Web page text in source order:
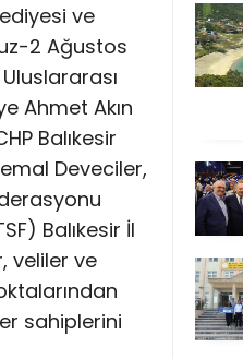
ve
2 Ağustos
Ahmet Akın
Balıkesir
Deveciler,
Balıkesir İl
veliler ve
sahiplerini